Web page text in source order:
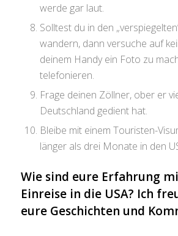
werde gar laut.
Solltest du in den
wandern, dann versuche auf
deinem Handy ein Foto zu
telefonieren.
Frage deinen Zöllner, ober er
Deutschland gedient hat.
Bleibe mit einem Touristen-
länger als drei Monate in den
Wie sind eure Erfahrung
Einreise in die USA? Ich
eure Geschichten und